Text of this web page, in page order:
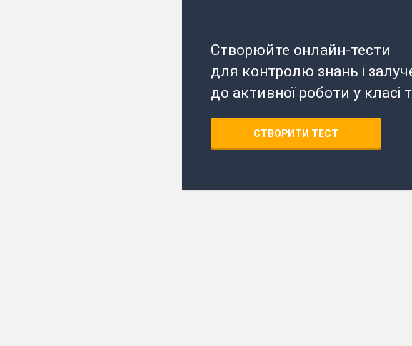
Створюйте онлайн-тести
для контролю знань і
до активної роботи у класі
СТВОРИТИ ТЕСТ